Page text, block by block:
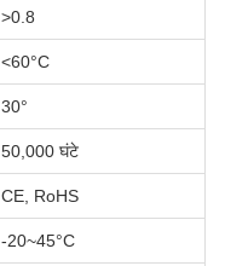
>0.8
<60°C
30°
50,000 घंटे
CE, RoHS
-20~45°C